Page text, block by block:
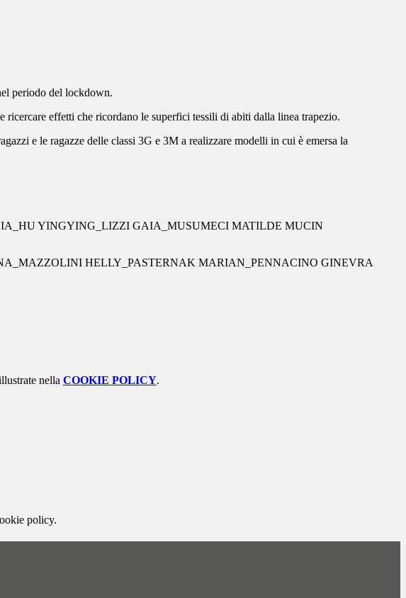
periodo del lockdown.
effetti che ricordano le superfici tessili di abiti dalla linea trapezio.
e le ragazze delle classi 3G e 3M a realizzare modelli in cui è emersa la
YINGYING_LIZZI GAIA_MUSUMECI MATILDE MUCIN
HELLY_PASTERNAK MARIAN_PENNACINO GINEVRA
nella COOKIE POLICY.
policy.